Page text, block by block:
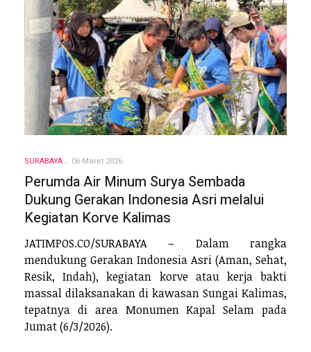
SURABAYA 06 Maret 2026
Perumda Air Minum Surya Sembada
Dukung Gerakan Indonesia Asri melalui
Kegiatan Korve Kalimas
JATIMPOS.CO/SURABAYA – Dalam rangka
mendukung Gerakan Indonesia Asri (Aman, Sehat,
Resik, Indah), kegiatan korve atau kerja bakti
massal dilaksanakan di kawasan Sungai Kalimas,
tepatnya di area Monumen Kapal Selam pada
Jumat (6/3/2026).